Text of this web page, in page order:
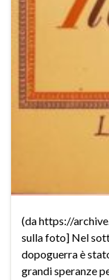
(da https://
sulla foto] Nel
dopoguerra è
grandi speranze